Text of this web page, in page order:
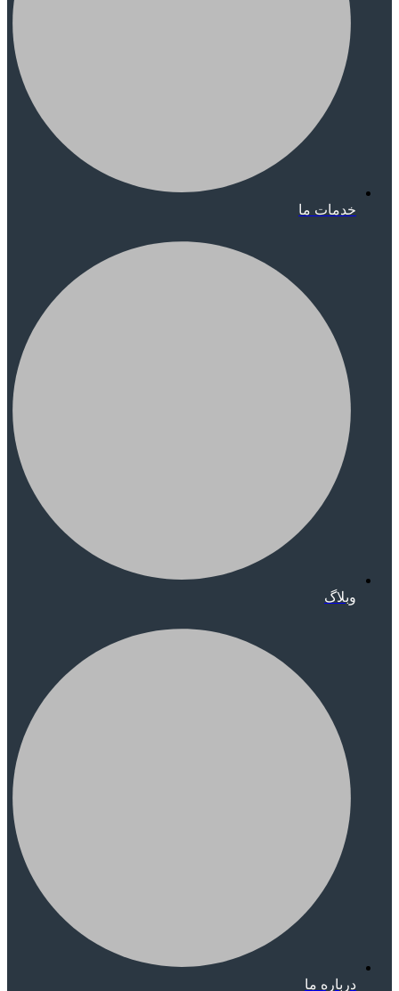
خدمات ما
وبلاگ
درباره ما